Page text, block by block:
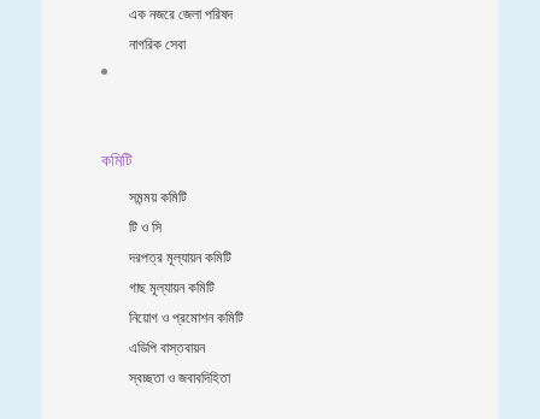
এক নজরে জেলা পরিষদ
নাগরিক সেবা
কমিটি
সমন্ময় কমিটি
টি ও সি
দরপত্র মূল্যায়ন কমিটি
গাছ মূল্যায়ন কমিটি
নিয়োগ ও প্রমোশন কমিটি
এডিপি বাস্তবায়ন
স্বচ্ছতা ও জবাবদিহিতা